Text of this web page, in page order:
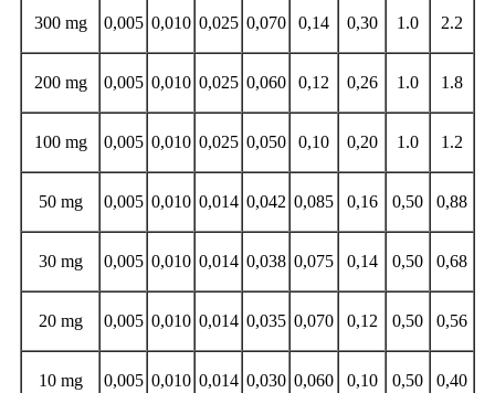
300 mg 0,005 0,010 0,025 0,070 0,14 0,30 1.0 2.2
200 mg 0,005 0,010 0,025 0,060 0,12 0,26 1.0 1.8
100 mg 0,005 0,010 0,025 0,050 0,10 0,20 1.0 1.2
50 mg 0,005 0,010 0,014 0,042 0,085 0,16 0,50 0,88
30 mg 0,005 0,010 0,014 0,038 0,075 0,14 0,50 0,68
20 mg 0,005 0,010 0,014 0,035 0,070 0,12 0,50 0,56
10 mg 0,005 0,010 0,014 0,030 0,060 0,10 0,50 0,40